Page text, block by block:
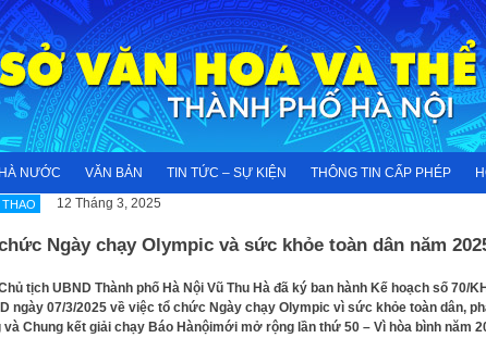
NƯỚC VĂN BẢN TIN TỨC – SỰ KIỆN THÔNG TIN CẤP PHÉP
12 Tháng 3, 2025
Ngày chạy Olympic và sức khỏe toàn dân năm
tịch UBND Thành phố Hà Nội Vũ Thu Hà đã ký ban hành Kế hoạch số 70/
ngày 07/3/2025 về việc tổ chức Ngày chạy Olympic vì sức khỏe toàn dân,
và Chung kết giải chạy Báo Hànộimới mở rộng lần thứ 50 – Vì hòa bình năm